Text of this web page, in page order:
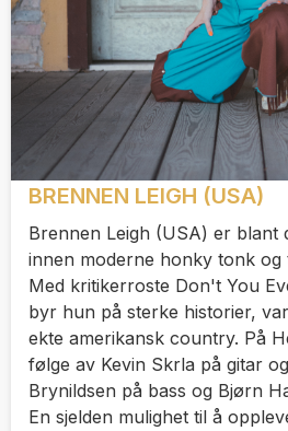
BRENNEN LEIGH (USA)
Brennen Leigh (USA) er blant
innen moderne honky tonk og
Med kritikerroste Don't You
byr hun på sterke historier,
ekte amerikansk country. På
følge av Kevin Skrla på gitar
Brynildsen på bass og Bjørn
En sjelden mulighet til å